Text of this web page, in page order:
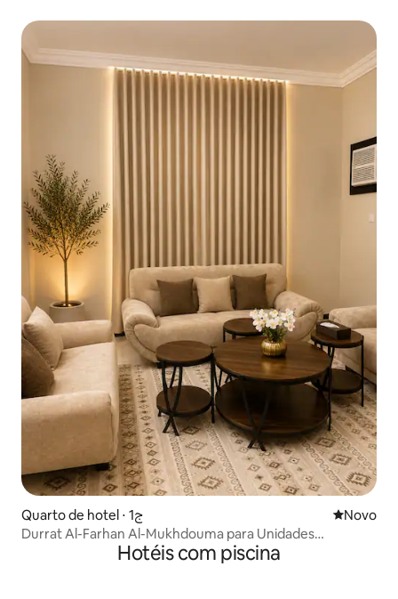
Quarto de hotel ⋅ ج1 Novo
Novo
Durrat Al-Farhan Al-Mukhdouma para Unidades
Hotéis com piscina